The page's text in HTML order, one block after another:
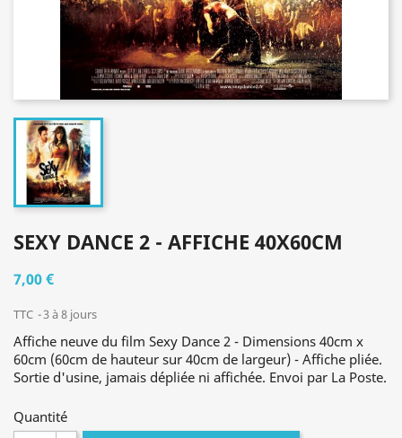
SEXY DANCE 2 - AFFICHE 40X60CM
7,00 €
TTC 3 à 8 jours
Affiche neuve du film Sexy Dance 2 - Dimensions 40cm x
60cm (60cm de hauteur sur 40cm de largeur) - Affiche pliée.
Sortie d'usine, jamais dépliée ni affichée. Envoi par La Poste.
Quantité